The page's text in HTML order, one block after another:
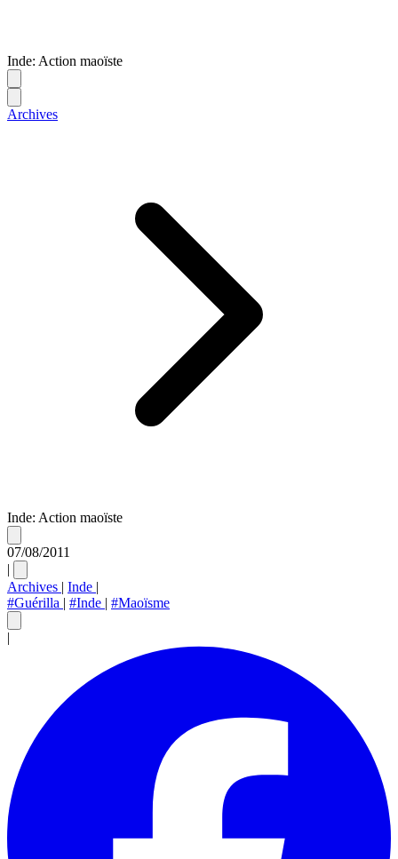
Inde: Action maoïste
Archives
Inde: Action maoïste
07/08/2011
|
Archives | Inde |
#Guérilla | #Inde | #Maoïsme
|